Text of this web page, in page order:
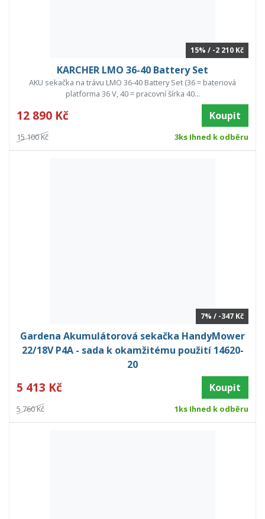
15% / -2 210 Kč
KARCHER LMO 36-40 Battery Set
AKU sekačka na trávu LMO 36-40 Battery Set (36 = bateriová
platforma 36 V, 40 = pracovní šírka 40...
12 890 Kč Koupit
15 100 Kč 3ks Ihned k odběru
7% / -347 Kč
Gardena Akumulátorová sekačka HandyMower
22/18V P4A - sada k okamžitému použití 14620-
20
5 413 Kč Koupit
5 760 Kč 1ks Ihned k odběru